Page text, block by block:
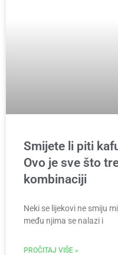
Smijete li piti
Ovo je sve što
kombinaciji
Neki se lijekovi ne smiju
među njima se nalazi i
PROČITAJ VIŠE »